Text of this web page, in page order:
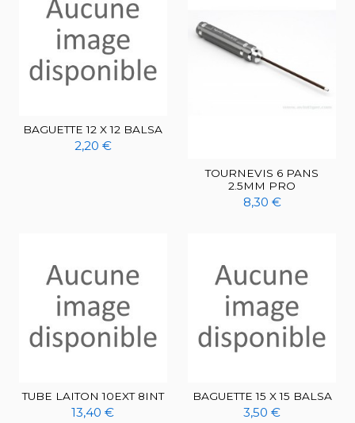
BAGUETTE 12 X 12 BALSA
2,20 €
TOURNEVIS 6 PANS
2.5MM PRO
8,30 €
TUBE LAITON 10EXT 8INT
13,40 €
BAGUETTE 15 X 15 BALSA
3,50 €